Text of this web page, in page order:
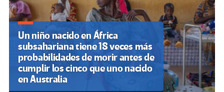
Un niño nacido en África
subsahariana tiene 18 veces más
probabilidades de morir antes de
cumplir los cinco que uno nacido
en Australia